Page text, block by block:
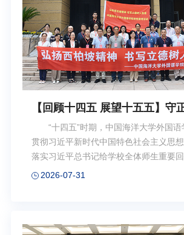
行实干开新局坚持把学习贯彻党的创新
政治任务，严格落实“第一议题”制度，
【回顾十四五 展望十五五】守
内领先、国际知名的高水平外
“十四五”时期，中国海洋大学外国语
贯彻习近平新时代中国特色社会主义思
落实习近平总书记给学校全体师生重要回
国教育大会精神，认真贯彻落实学校第十
进学校世界一流大学建设和积极服务国
2026-07-31